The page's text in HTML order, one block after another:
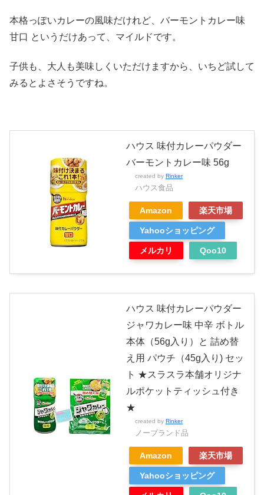
本格っぽいカレーの風味だけれど、バーモントカレー味
甘口 というだけあって、マイルドです。
子供も、大人も美味しくいただけますから、いちど試して
みるとよさそうですね。
ハウス 味付カレーパウダー
バーモントカレー味 56g
created by Rinker
ハウス食品
Amazon 楽天市場
Yahooショッピング
メルカリ Qoo10
ハウス 味付カレーパウダー
ジャワカレー味 中辛 ボトル
本体（56g入り）と 詰め替
え用 パウチ（45g入り) セッ
ト ★スラスラ本舗オリジナ
ルポケットティッシュ付き
★
created by Rinker
ノーブランド品
Amazon 楽天市場
Yahooショッピング